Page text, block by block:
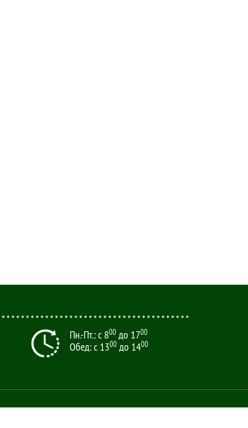
Пн.-Пт.: с 800до 1700
Обед: с 1300до 1400